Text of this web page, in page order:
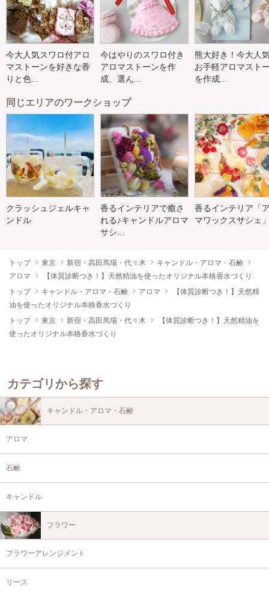
今大人気スワロ付アロ
マストーンを好きな香
りと色...
今はやりのスワロ付き
アロマストーンを作
成、選ん...
熊大好き！今大人
お手軽アロマスト
を作成...
同じエリアのワークショップ
クラッシュジェルキャ
ンドル
香るインテリアで癒さ
れる♪キャンドルアロマ
サシ...
香るインテリア「
マワックスサシェ
トップ 東京 新宿・高田馬場・代々木
キャンドル・アロマ・石鹸
アロマ
【体質診断つき！】天然精油を使ったオリジナル本格香水づくり
トップ
キャンドル・アロマ・石鹸 アロマ
【体質診断つき！】天然精
油を使ったオリジナル本格香水づくり
トップ
東京 新宿・高田馬場・代々木
【体質診断つき！】天然精油を
使ったオリジナル本格香水づくり
カテゴリから探す
キャンドル・アロマ・石鹸
アロマ
石鹸
キャンドル
フラワー
フラワーアレンジメント
リース